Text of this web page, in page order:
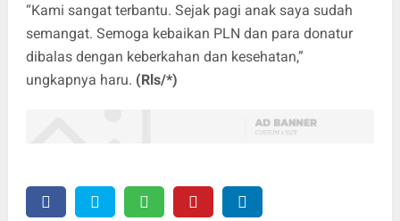
“Kami sangat terbantu. Sejak pagi anak saya sudah
semangat. Semoga kebaikan PLN dan para donatur
dibalas dengan keberkahan dan kesehatan,”
ungkapnya haru. (Rls/*)